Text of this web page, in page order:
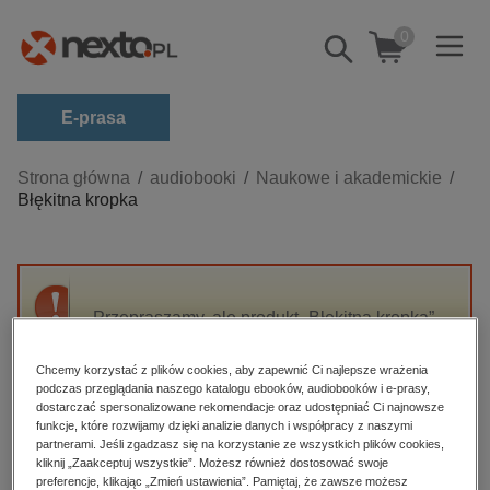
Pokaż/schowaj
wyszukiwarkę
0
E-prasa
Kategorie
Zobacz wszystkie E-prasa
budownictwo, aranżacja wnętrz
darmowe wydania
edukacja
hobby, sport, rozrywka
komputery, internet, technologie, informatyka
Strona główna audiobooki
Naukowe i akademickie
Błękitna kropka
Przepraszamy, ale produkt „Błękitna kropka”
High-contrast mode
Polecane
Chcemy korzystać z plików cookies, aby zapewnić Ci najlepsze wrażenia
podczas przeglądania naszego katalogu ebooków, audiobooków i e-prasy,
dostarczać spersonalizowane rekomendacje oraz udostępniać Ci najnowsze
funkcje, które rozwijamy dzięki analizie danych i współpracy z naszymi
partnerami. Jeśli zgadzasz się na korzystanie ze wszystkich plików cookies,
kliknij „Zaakceptuj wszystkie”. Możesz również dostosować swoje
preferencje, klikając „Zmień ustawienia”. Pamiętaj, że zawsze możesz